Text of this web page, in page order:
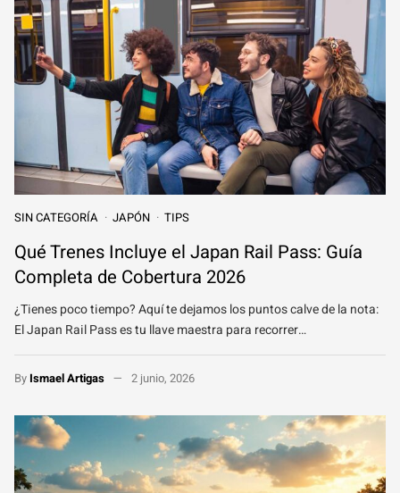
SIN CATEGORÍA JAPÓN TIPS
Qué Trenes Incluye el Japan Rail Pass: Guía
Completa de Cobertura 2026
¿Tienes poco tiempo? Aquí te dejamos los puntos calve de la nota:
El Japan Rail Pass es tu llave maestra para recorrer…
By Ismael Artigas 2 junio, 2026